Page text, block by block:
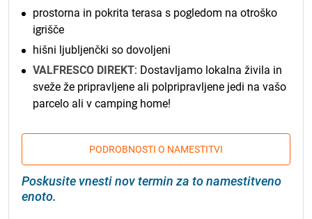
prostorna in pokrita terasa s pogledom na otroško
igrišče
hišni ljubljenčki so dovoljeni
VALFRESCO DIREKT: Dostavljamo lokalna živila in
sveže že pripravljene ali polpripravljene jedi na vašo
parcelo ali v camping home!
PODROBNOSTI O NAMESTITVI
Poskusite vnesti nov termin za to namestitveno
enoto.